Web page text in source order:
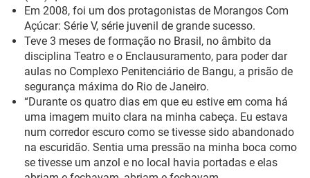
Em 2008, foi um dos protagonistas de Morangos Com
Açúcar: Série V, série juvenil de grande sucesso.
Teve 3 meses de formação no Brasil, no âmbito da
disciplina Teatro e o Enclausuramento, para poder dar
aulas no Complexo Penitenciário de Bangu, a prisão de
segurança máxima do Rio de Janeiro.
“Durante os quatro dias em que eu estive em coma há
uma imagem muito clara na minha cabeça. Eu estava
num corredor escuro como se tivesse sido abandonado
na escuridão. Sentia uma pressão na minha boca como
se tivesse um anzol e no local havia portadas e elas